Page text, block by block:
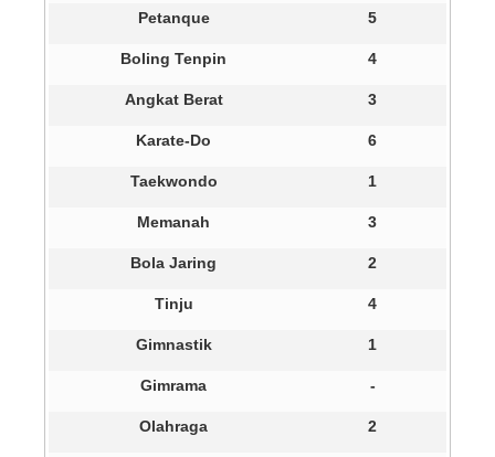
Petanque 5
Boling Tenpin 4
Angkat Berat 3
Karate-Do 6
Taekwondo 1
Memanah 3
Bola Jaring 2
Tinju 4
Gimnastik 1
Gimrama -
Olahraga 2